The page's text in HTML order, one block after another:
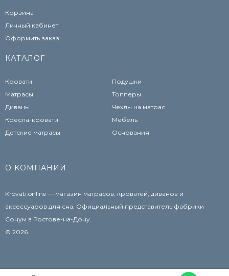
Корзина
Личный кабинет
Оформить заказ
КАТАЛОГ
Кровати
Матрасы
Диваны
Кресла-кровати
Детские матрасы
Подушки
Топперы
Чехлы на матрас
Мебель
Основания
О КОМПАНИИ
Krovati.online — магазин матрасов, кроватей, диванов и
аксессуаров для сна. Официальный представитель фабрики
Сонум в Ростове-на-Дону.
© 2026